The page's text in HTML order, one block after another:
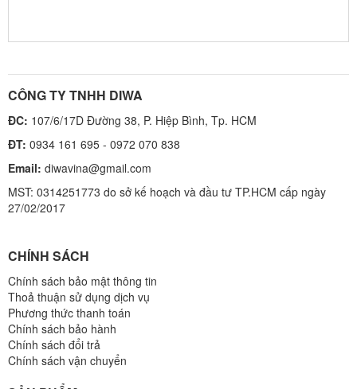
CÔNG TY TNHH DIWA
ĐC: 107/6/17D Đường 38, P. Hiệp Bình, Tp. HCM
ĐT: 0934 161 695 - 0972 070 838
Email: diwavina@gmail.com
MST: 0314251773 do sở kế hoạch và đầu tư TP.HCM cấp ngày
27/02/2017
CHÍNH SÁCH
Chính sách bảo mật thông tin
Thoả thuận sử dụng dịch vụ
Phương thức thanh toán
Chính sách bảo hành
Chính sách đổi trả
Chính sách vận chuyển